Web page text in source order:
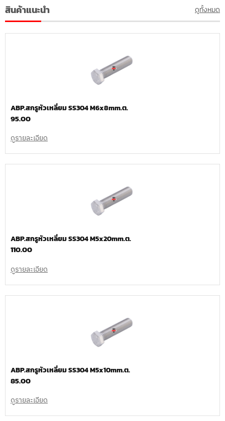
สินค้าแนะนำ ดูทั้งหมด
ABP.สกรูหัวเหลี่ยม SS304 M6x8mm.ต.
95.00
ดูรายละเอียด
ABP.สกรูหัวเหลี่ยม SS304 M5x20mm.ต.
110.00
ดูรายละเอียด
ABP.สกรูหัวเหลี่ยม SS304 M5x10mm.ต.
85.00
ดูรายละเอียด